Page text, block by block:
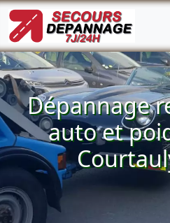
Dépannage
auto et